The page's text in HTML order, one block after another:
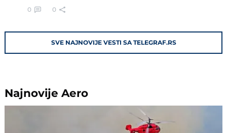
0 0
SVE NAJNOVIJE VESTI SA TELEGRAF.RS
NajnovijeAero